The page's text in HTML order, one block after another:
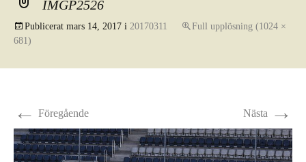
IMGP2526
Publicerat mars 14, 2017 i 20170311
Full upplösning (1024 ×
681)
← Föregående Nästa →